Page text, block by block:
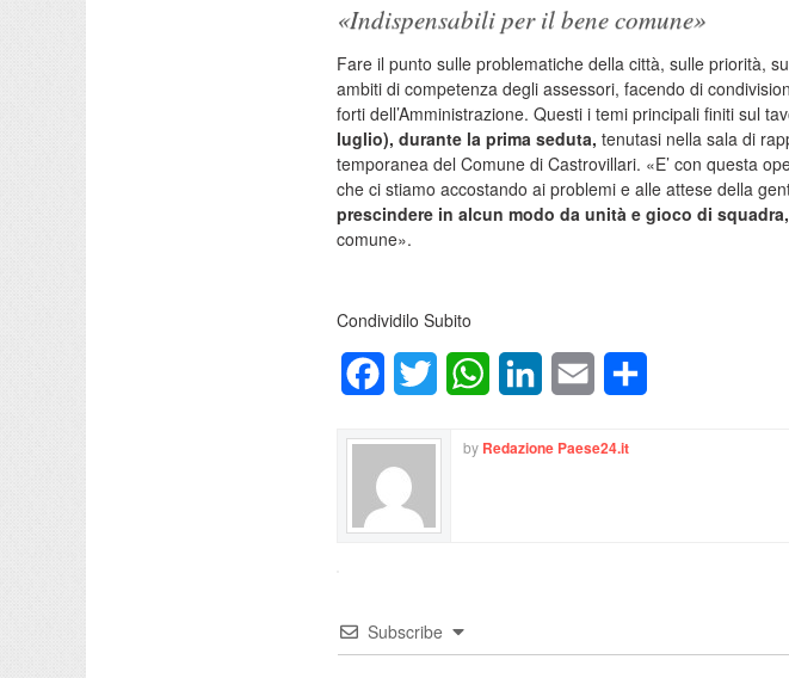
«Indispensabili per il bene comune»
Fare il punto sulle problematiche della città, sulle priorità,
ambiti di competenza degli assessori, facendo di
forti dell’Amministrazione. Questi i temi principali finiti sul
luglio), durante la prima seduta, tenutasi nella sala di
temporanea del Comune di Castrovillari. «E’ con questa
che ci stiamo accostando ai problemi e alle attese della
prescindere in alcun modo da unità e gioco di squadra,
comune».
Condividilo Subito
FacebookTwitter WhatsAppLinkedInEmail
by Redazione Paese24.it
Subscribe